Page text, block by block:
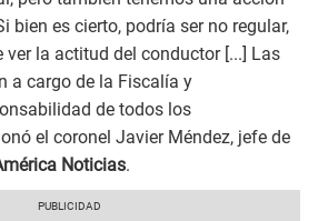
bien es cierto, podría ser no regular,
ver la actitud del conductor [...] Las
a cargo de la Fiscalía y
de todos los
el coronel Javier Méndez, jefe de
Noticias.